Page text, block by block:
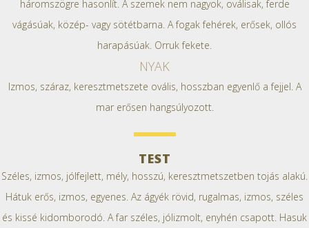
háromszögre hasonlít. A szemek nem nagyok, oválisak, ferde
vágásúak, közép- vagy sötétbarna. A fogak fehérek, erősek, ollós
harapásúak. Orruk fekete.
NYAK
Izmos, száraz, keresztmetszete ovális, hosszban egyenlő a fejjel. A
mar erősen hangsúlyozott.
TEST
Széles, izmos, jólfejlett, mély, hosszú, keresztmetszetben tojás alakú.
Hátuk erős, izmos, egyenes. Az ágyék rövid, rugalmas, izmos, széles
és kissé kidomborodó. A far széles, jólizmolt, enyhén csapott. Hasuk